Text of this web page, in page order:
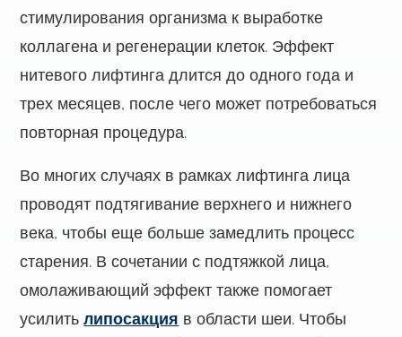
стимулирования организма к выработке
коллагена и регенерации клеток. Эффект
нитевого лифтинга длится до одного года и
трех месяцев, после чего может потребоваться
повторная процедура.
Во многих случаях в рамках лифтинга лица
проводят подтягивание верхнего и нижнего
века, чтобы еще больше замедлить процесс
старения. В сочетании с подтяжкой лица,
омолаживающий эффект также помогает
усилитьлипосакция в области шеи. Чтобы